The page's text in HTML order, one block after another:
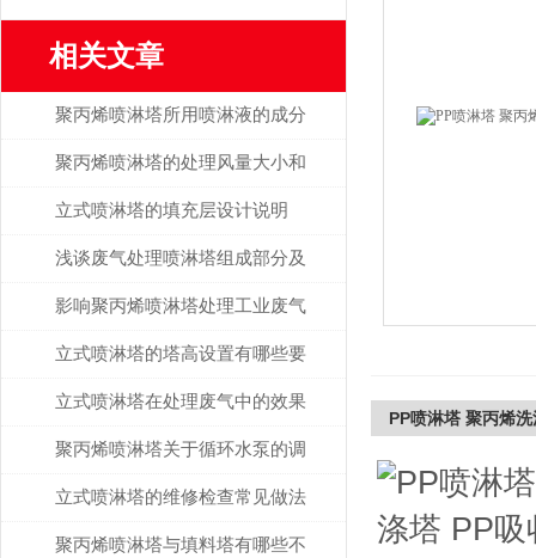
相关文章
聚丙烯喷淋塔所用喷淋液的成分
说明
聚丙烯喷淋塔的处理风量大小和
什么有关？
立式喷淋塔的填充层设计说明
浅谈废气处理喷淋塔组成部分及
作用
影响聚丙烯喷淋塔处理工业废气
效率的因素解析
立式喷淋塔的塔高设置有哪些要
求？
立式喷淋塔在处理废气中的效果
探讨
聚丙烯喷淋塔关于循环水泵的调
节说明
立式喷淋塔的维修检查常见做法
说明
聚丙烯喷淋塔与填料塔有哪些不
PP喷淋塔 聚丙烯